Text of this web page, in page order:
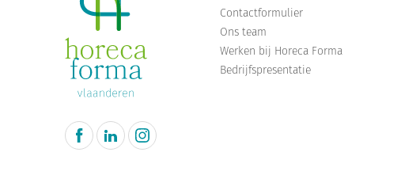
Contactformulier
Ons team
Werken bij Horeca Forma
Bedrijfspresentatie